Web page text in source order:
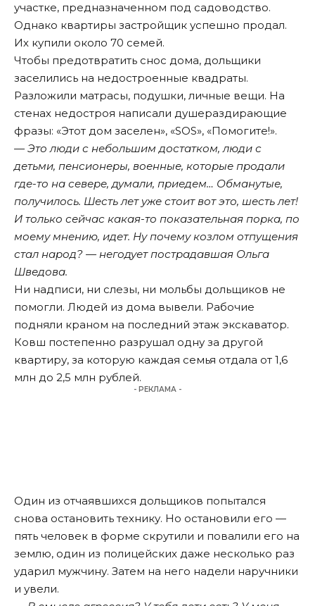
участке, предназначенном под садоводство.
Однако квартиры застройщик успешно продал.
Их купили около 70 семей.
Чтобы предотвратить снос дома, дольщики
заселились на недостроенные квадраты.
Разложили матрасы, подушки, личные вещи. На
стенах недостроя написали душераздирающие
фразы: «Этот дом заселен», «SOS», «Помогите!».
— Это люди с небольшим достатком, люди с
детьми, пенсионеры, военные, которые продали
где-то на севере, думали, приедем… Обманутые,
получилось. Шесть лет уже стоит вот это, шесть лет!
И только сейчас какая-то показательная порка, по
моему мнению, идет. Ну почему козлом отпущения
стал народ? — негодует пострадавшая Ольга
Шведова.
Ни надписи, ни слезы, ни мольбы дольщиков не
помогли. Людей из дома вывели. Рабочие
подняли краном на последний этаж экскаватор.
Ковш постепенно разрушал одну за другой
квартиру, за которую каждая семья отдала от 1,6
млн до 2,5 млн рублей.
- РЕКЛАМА -
Один из отчаявшихся дольщиков попытался
снова остановить технику. Но остановили его —
пять человек в форме скрутили и повалили его на
землю, один из полицейских даже несколько раз
ударил мужчину. Затем на него надели наручники
и увели.